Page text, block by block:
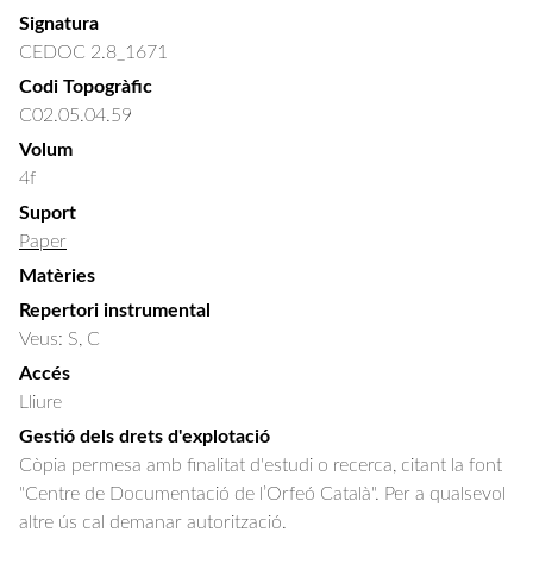
Signatura
CEDOC 2.8_1671
Codi Topogràfic
C02.05.04.59
Volum
4f
Suport
Paper
Matèries
Repertori instrumental
Veus: S, C
Accés
Lliure
Gestió dels drets d'explotació
Còpia permesa amb finalitat d'estudi o recerca, citant la font
"Centre de Documentació de l’Orfeó Català". Per a qualsevol
altre ús cal demanar autorització.